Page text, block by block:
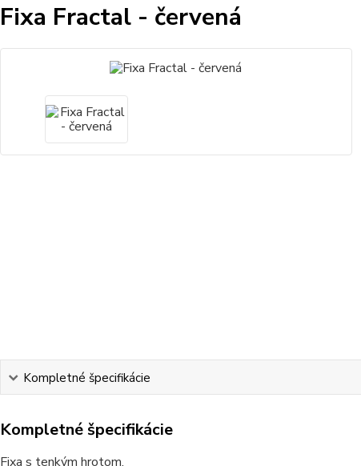
Fixa Fractal - červená
Kompletné špecifikácie
Kompletné špecifikácie
Fixa s tenkým hrotom.